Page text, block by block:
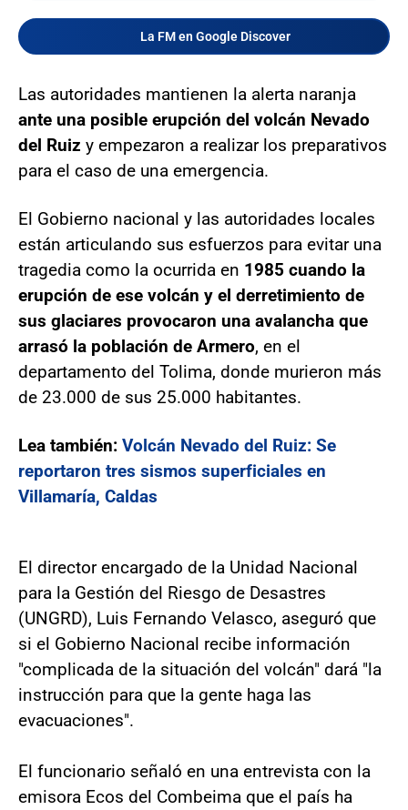
La FM en Google Discover
Las autoridades mantienen la alerta naranja
ante una posible erupción del volcán Nevado
del Ruiz y empezaron a realizar los preparativos
para el caso de una emergencia.
El Gobierno nacional y las autoridades locales
están articulando sus esfuerzos para evitar una
tragedia como la ocurrida en 1985 cuando la
erupción de ese volcán y el derretimiento de
sus glaciares provocaron una avalancha que
arrasó la población de Armero, en el
departamento del Tolima, donde murieron más
de 23.000 de sus 25.000 habitantes.
Lea también: Volcán Nevado del Ruiz: Se
reportaron tres sismos superficiales en
Villamaría, Caldas
El director encargado de la Unidad Nacional
para la Gestión del Riesgo de Desastres
(UNGRD), Luis Fernando Velasco, aseguró que
si el Gobierno Nacional recibe información
"complicada de la situación del volcán" dará "la
instrucción para que la gente haga las
evacuaciones".
El funcionario señaló en una entrevista con la
emisora Ecos del Combeima que el país ha